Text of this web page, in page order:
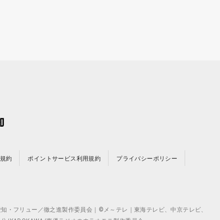
約 ポイントサービス利用規約 プライバシーポリシー
フリュー／徹之進製作委員会｜©メ～テレ｜東海テレビ、中京テレビ、